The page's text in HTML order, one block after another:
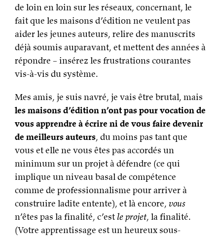
de loin en loin sur les réseaux, concernant, le
fait que les maisons d’édition ne veulent pas
aider les jeunes auteurs, relire des manuscrits
déjà soumis auparavant, et mettent des années à
répondre – insérez les frustrations courantes
vis-à-vis du système.
Mes amis, je suis navré, je vais être brutal, mais
les maisons d’édition n’ont pas pour vocation de
vous apprendre à écrire ni de vous faire devenir
de meilleurs auteurs, du moins pas tant que
vous et elle ne vous êtes pas accordés un
minimum sur un projet à défendre (ce qui
implique un niveau basal de compétence
comme de professionnalisme pour arriver à
construire ladite entente), et là encore, vous
n’êtes pas la finalité, c’est le projet, la finalité.
(Votre apprentissage est un heureux sous-